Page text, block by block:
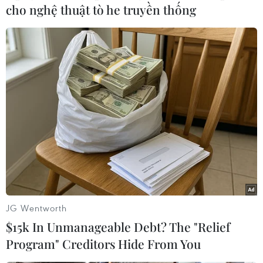
#Quảng Ninh #Hạ Long
#Bãi Cháy
#Quán karaoke
#Bệnh viện Bạch Mai
#Bệnh viện đa khoa
#Ngạt khí
#Hôn mê
Quảng Ninh
Theo dõi VietnamPlus
cho nghệ thuật tò he truyền thống
JG Wentworth
$15k In Unmanageable Debt? The "Relief
Program" Creditors Hide From You